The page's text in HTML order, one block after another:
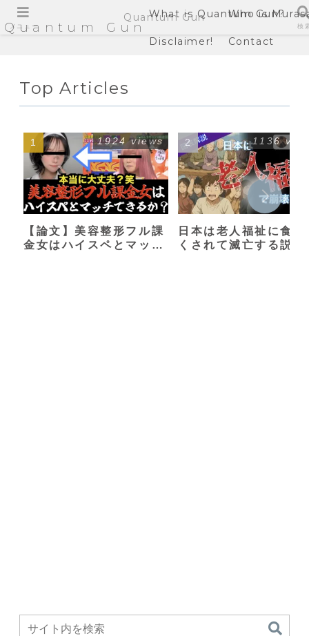
Quantum Gun
What is Quantum Gun?
Who is
Disclaimer! Contact
Top Articles
【論文】美容整形フル課
金女はハイスペとマッチ
1924 views
日本は老人福祉に食い
くされて滅亡する説
1136
メニュー
Quantum Gun
検